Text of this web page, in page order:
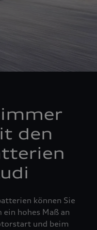
den
können Sie
ein hohes Maß an
und beim